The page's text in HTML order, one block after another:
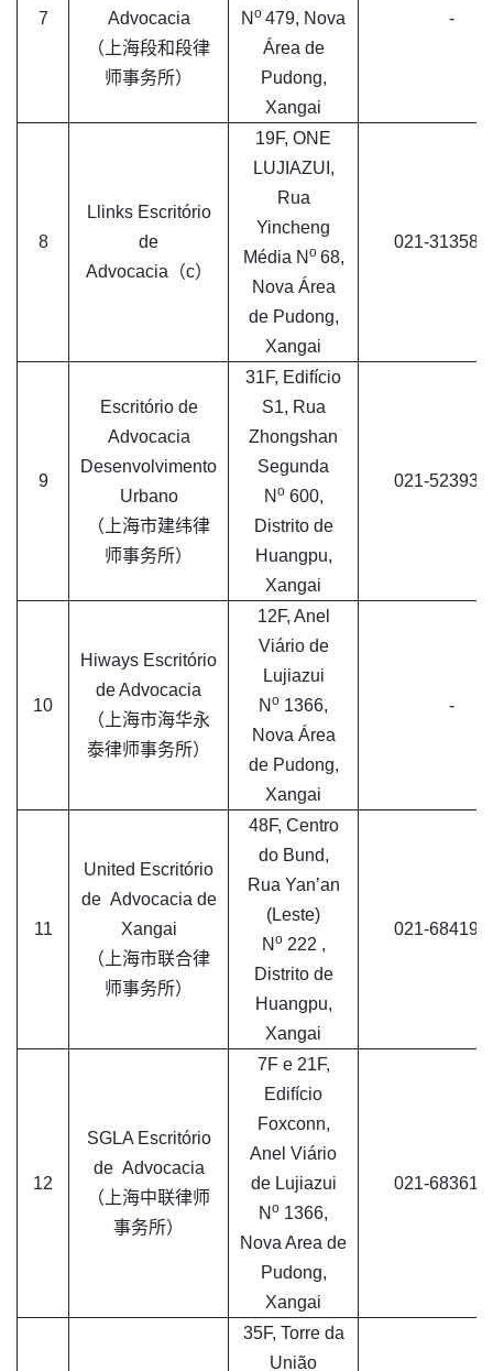
7
Advocacia
（上海段和段律
师事务所）
N o 479, Nova
Área de
Pudong,
Xangai
-
8
Llinks Escritório
de
Advocacia（c）
19F, ONE
LUJIAZUI,
Rua
Yincheng
Média N o 68,
Nova Área
de Pudong,
Xangai
021-
9
Escritório de
Advocacia
Desenvolvimento
Urbano
（上海市建纬律
师事务所）
31F, Edifício
S1, Rua
Zhongshan
Segunda
N o600,
Distrito de
Huangpu,
Xangai
021-
10
Hiways Escritório
de Advocacia
（上海市海华永
泰律师事务所）
12F, Anel
Viário de
Lujiazui
N o 1366,
Nova Área
de Pudong,
Xangai
-
11
United Escritório
de Advocacia de
Xangai
（上海市联合律
师事务所）
48F, Centro
do Bund,
Rua Yan’an
(Leste)
N o222 ,
Distrito de
Huangpu,
Xangai
021-
12
SGLA Escritório
de Advocacia
（上海中联律师
事务所）
7F e 21F,
Edifício
Foxconn,
Anel Viário
de Lujiazui
N o 1366,
Nova Area de
Pudong,
Xangai
021-
35F, Torre da
União